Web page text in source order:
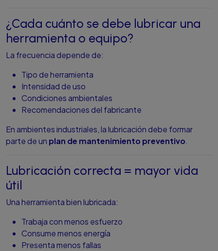
¿Cada cuánto se debe lubricar una
herramienta o equipo?
La frecuencia depende de:
Tipo de herramienta
Intensidad de uso
Condiciones ambientales
Recomendaciones del fabricante
En ambientes industriales, la lubricación debe formar
parte de un plan de mantenimiento preventivo.
Lubricación correcta = mayor vida
útil
Una herramienta bien lubricada:
Trabaja con menos esfuerzo
Consume menos energía
Presenta menos fallas